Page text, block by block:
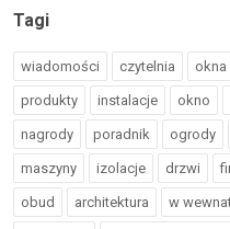
Tagi
wiadomości czytelnia okna
produkty instalacje okno
nagrody poradnik ogrody
maszyny izolacje drzwi
obud architektura w